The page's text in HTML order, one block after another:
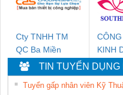
Cty TNHH TM
QC Ba Miền
KINH
DỊCH
TIN TUYỂN DỤNG
Tuyển gấp nhân viên Kỹ